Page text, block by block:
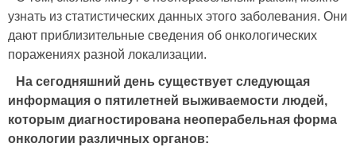
узнать из статистических данных этого заболевания. Они
дают приблизительные сведения об онкологических
поражениях разной локализации.
На сегодняшний день существует следующая
информация о пятилетней выживаемости людей,
которым диагностирована неоперабельная форма
онкологии различных органов: